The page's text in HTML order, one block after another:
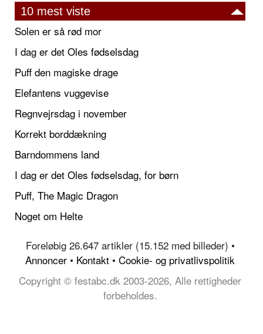
10 mest viste
Solen er så rød mor
I dag er det Oles fødselsdag
Puff den magiske drage
Elefantens vuggevise
Regnvejrsdag i november
Korrekt borddækning
Barndommens land
I dag er det Oles fødselsdag, for børn
Puff, The Magic Dragon
Noget om Helte
Foreløbig 26.647 artikler (15.152 med billeder) •
Annoncer • Kontakt • Cookie- og privatlivspolitik
Copyright © festabc.dk 2003-2026, Alle rettigheder
forbeholdes.